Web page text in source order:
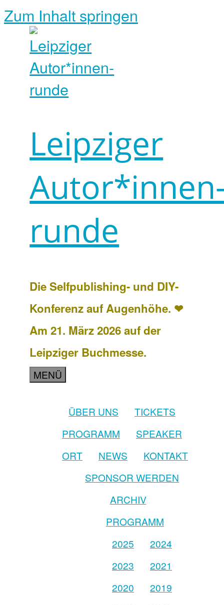
Zum Inhalt springen
Leipziger
runde
Die Selfpublishing- und DIY-
Konferenz auf Augenhöhe. ❤
Am 21. März 2026 auf der
Leipziger Buchmesse.
MENÜ
ÜBER UNS
TICKETS
PROGRAMM
SPEAKER
ORT
NEWS
KONTAKT
SPONSOR WERDEN
ARCHIV
PROGRAMM
2025
2024
2023
2021
2020
2019